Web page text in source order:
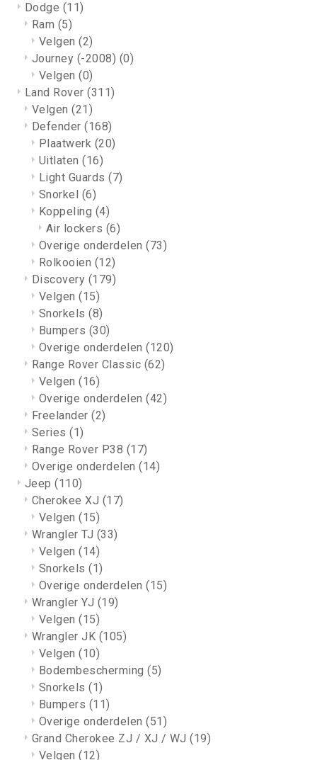
Dodge (11)
Ram (5)
Velgen(2)
Journey (-2008) (0)
Velgen(0)
Land Rover(311)
Velgen(21)
Defender(168)
Plaatwerk (20)
Uitlaten(16)
Light Guards(7)
Snorkel (6)
Koppeling (4)
Air lockers (6)
Overige onderdelen(73)
Rolkooien (12)
Discovery (179)
Velgen(15)
Snorkels(8)
Bumpers (30)
Overige onderdelen(120)
Range Rover Classic (62)
Velgen(16)
Overige onderdelen(42)
Freelander(2)
Series(1)
Range Rover P38 (17)
Overige onderdelen(14)
Jeep(110)
Cherokee XJ (17)
Velgen(15)
Wrangler TJ (33)
Velgen(14)
Snorkels(1)
Overige onderdelen(15)
Wrangler YJ (19)
Velgen(15)
Wrangler JK (105)
Velgen(10)
Bodembescherming(5)
Snorkels(1)
Bumpers (11)
Overige onderdelen(51)
Grand Cherokee ZJ / XJ / WJ(19)
Velgen(12)